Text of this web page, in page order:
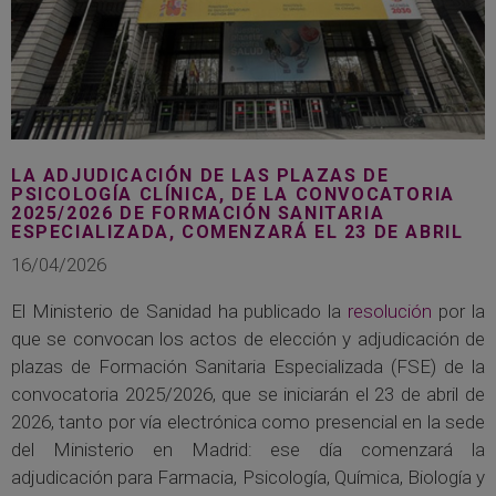
LA ADJUDICACIÓN DE LAS PLAZAS DE
PSICOLOGÍA CLÍNICA, DE LA CONVOCATORIA
2025/2026 DE FORMACIÓN SANITARIA
ESPECIALIZADA, COMENZARÁ EL 23 DE ABRIL
16/04/2026
El Ministerio de Sanidad ha publicado la resolución por la
que se convocan los actos de elección y adjudicación de
plazas de Formación Sanitaria Especializada (FSE) de la
convocatoria 2025/2026, que se iniciarán el 23 de abril de
2026, tanto por vía electrónica como presencial en la sede
del Ministerio en Madrid: ese día comenzará la
adjudicación para Farmacia, Psicología, Química, Biología y